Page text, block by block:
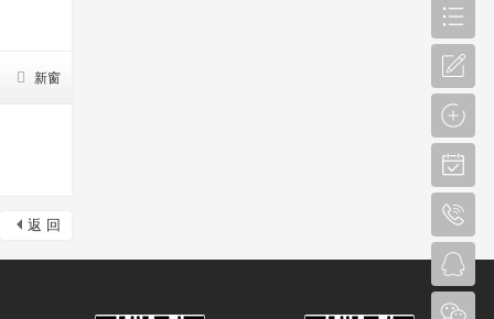
新窗
返 回